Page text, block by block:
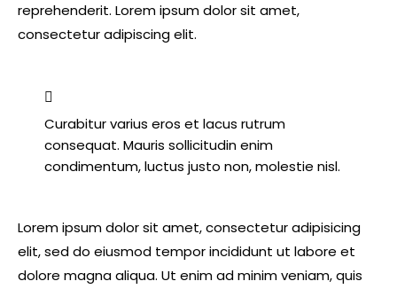
reprehenderit. Lorem ipsum dolor sit amet,
consectetur adipiscing elit.
Curabitur varius eros et lacus rutrum
consequat. Mauris sollicitudin enim
condimentum, luctus justo non, molestie nisl.
Lorem ipsum dolor sit amet, consectetur adipisicing
elit, sed do eiusmod tempor incididunt ut labore et
dolore magna aliqua. Ut enim ad minim veniam, quis